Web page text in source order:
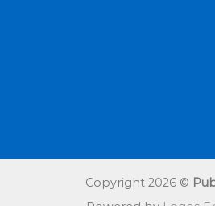
Copyright 2026 ©